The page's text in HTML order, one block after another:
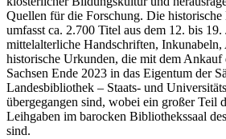
Quellen für die Forschung. Die
umfasst ca. 2.700 Titel aus dem 12. bis
mittelalterliche Handschriften,
historische Urkunden, die mit dem Ankauf
Sachsen Ende 2023 in das Eigentum der
Landesbibliothek – Staats- und
übergegangen sind, wobei ein großer Teil
Leihgaben im barocken Bibliothekssaal
sind.